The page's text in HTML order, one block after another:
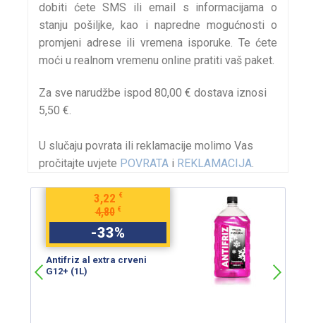
dobiti ćete SMS ili email s informacijama o
stanju pošiljke, kao i napredne mogućnosti o
promjeni adrese ili vremena isporuke. Te ćete
moći u realnom vremenu online pratiti vaš paket.
Za sve narudžbe ispod 80,00 € dostava iznosi
5,50 €.
U slučaju povrata ili reklamacije molimo Vas
pročitajte uvjete POVRATA i REKLAMACIJA.
4,80 €
3,22 €
-33%
Antifriz al extra crveni
G12+ (1L)